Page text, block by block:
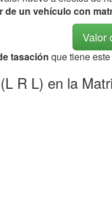
de un vehículo con
Valor
tasación que tiene
R L) en la